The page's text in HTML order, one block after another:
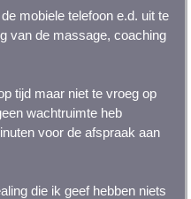
mobiele telefoon e.d. uit te
van de massage, coaching
tijd maar niet te vroeg op
wachtruimte heb
voor de afspraak aan
die ik geef hebben niets